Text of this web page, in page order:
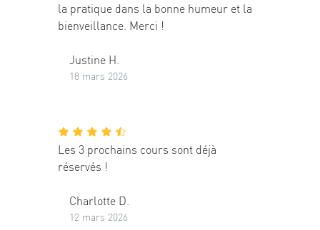
la pratique dans la bonne humeur et la
bienveillance. Merci !
Justine H.
18 mars 2026
Les 3 prochains cours sont déjà
réservés !
Charlotte D.
12 mars 2026